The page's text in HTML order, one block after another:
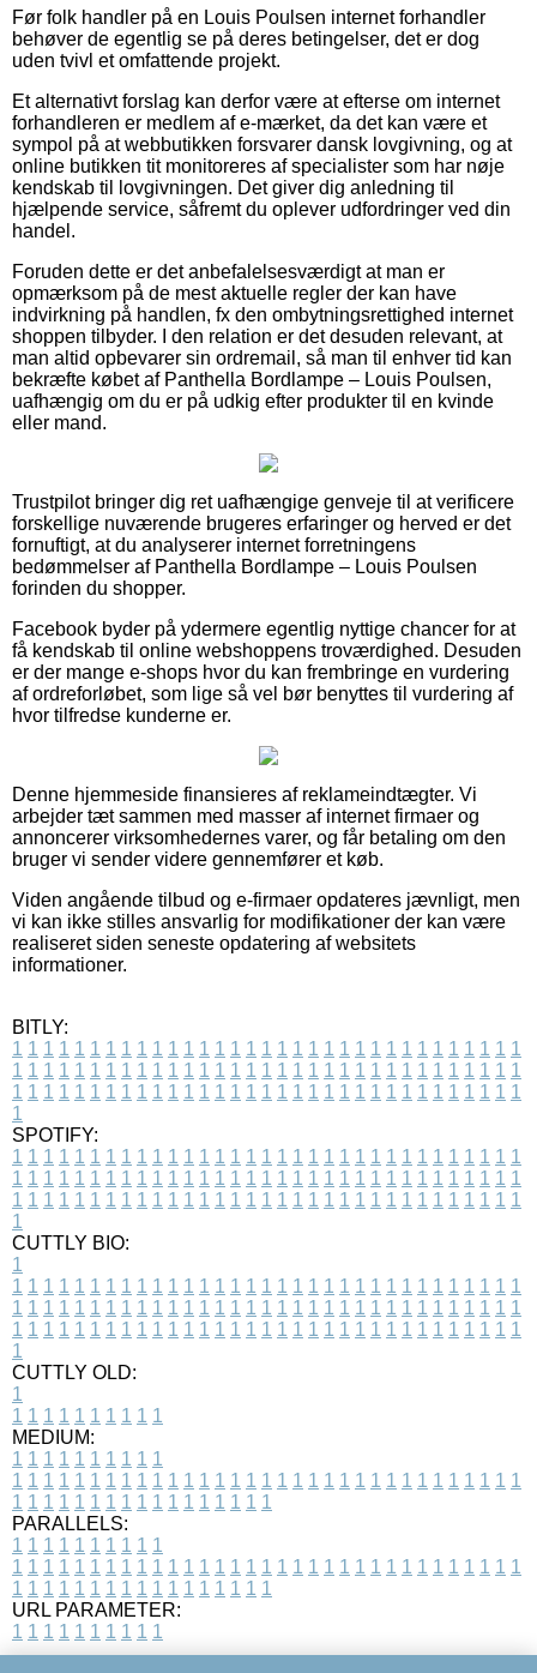
Før folk handler på en Louis Poulsen internet forhandler
behøver de egentlig se på deres betingelser, det er dog
uden tvivl et omfattende projekt.
Et alternativt forslag kan derfor være at efterse om internet
forhandleren er medlem af e-mærket, da det kan være et
sympol på at webbutikken forsvarer dansk lovgivning, og at
online butikken tit monitoreres af specialister som har nøje
kendskab til lovgivningen. Det giver dig anledning til
hjælpende service, såfremt du oplever udfordringer ved din
handel.
Foruden dette er det anbefalelsesværdigt at man er
opmærksom på de mest aktuelle regler der kan have
indvirkning på handlen, fx den ombytningsrettighed internet
shoppen tilbyder. I den relation er det desuden relevant, at
man altid opbevarer sin ordremail, så man til enhver tid kan
bekræfte købet af Panthella Bordlampe – Louis Poulsen,
uafhængig om du er på udkig efter produkter til en kvinde
eller mand.
Trustpilot bringer dig ret uafhængige genveje til at verificere
forskellige nuværende brugeres erfaringer og herved er det
fornuftigt, at du analyserer internet forretningens
bedømmelser af Panthella Bordlampe – Louis Poulsen
forinden du shopper.
Facebook byder på ydermere egentlig nyttige chancer for at
få kendskab til online webshoppens troværdighed. Desuden
er der mange e-shops hvor du kan frembringe en vurdering
af ordreforløbet, som lige så vel bør benyttes til vurdering af
hvor tilfredse kunderne er.
Denne hjemmeside finansieres af reklameindtægter. Vi
arbejder tæt sammen med masser af internet firmaer og
annoncerer virksomhedernes varer, og får betaling om den
bruger vi sender videre gennemfører et køb.
Viden angående tilbud og e-firmaer opdateres jævnligt, men
vi kan ikke stilles ansvarlig for modifikationer der kan være
realiseret siden seneste opdatering af websitets
informationer.
BITLY:
1 1 1 1 1 1 1 1 1 1 1 1 1 1 1 1 1 1 1 1 1 1 1 1 1 1 1 1 1 1 1 1 1
1 1 1 1 1 1 1 1 1 1 1 1 1 1 1 1 1 1 1 1 1 1 1 1 1 1 1 1 1 1 1 1 1
1 1 1 1 1 1 1 1 1 1 1 1 1 1 1 1 1 1 1 1 1 1 1 1 1 1 1 1 1 1 1 1 1
1
SPOTIFY:
1 1 1 1 1 1 1 1 1 1 1 1 1 1 1 1 1 1 1 1 1 1 1 1 1 1 1 1 1 1 1 1 1
1 1 1 1 1 1 1 1 1 1 1 1 1 1 1 1 1 1 1 1 1 1 1 1 1 1 1 1 1 1 1 1 1
1 1 1 1 1 1 1 1 1 1 1 1 1 1 1 1 1 1 1 1 1 1 1 1 1 1 1 1 1 1 1 1 1
1
CUTTLY BIO:
1
1 1 1 1 1 1 1 1 1 1 1 1 1 1 1 1 1 1 1 1 1 1 1 1 1 1 1 1 1 1 1 1 1
1 1 1 1 1 1 1 1 1 1 1 1 1 1 1 1 1 1 1 1 1 1 1 1 1 1 1 1 1 1 1 1 1
1 1 1 1 1 1 1 1 1 1 1 1 1 1 1 1 1 1 1 1 1 1 1 1 1 1 1 1 1 1 1 1 1
1
CUTTLY OLD:
1
1 1 1 1 1 1 1 1 1 1
MEDIUM:
1 1 1 1 1 1 1 1 1 1
1 1 1 1 1 1 1 1 1 1 1 1 1 1 1 1 1 1 1 1 1 1 1 1 1 1 1 1 1 1 1 1 1
1 1 1 1 1 1 1 1 1 1 1 1 1 1 1 1 1
PARALLELS:
1 1 1 1 1 1 1 1 1 1
1 1 1 1 1 1 1 1 1 1 1 1 1 1 1 1 1 1 1 1 1 1 1 1 1 1 1 1 1 1 1 1 1
1 1 1 1 1 1 1 1 1 1 1 1 1 1 1 1 1
URL PARAMETER:
1 1 1 1 1 1 1 1 1 1